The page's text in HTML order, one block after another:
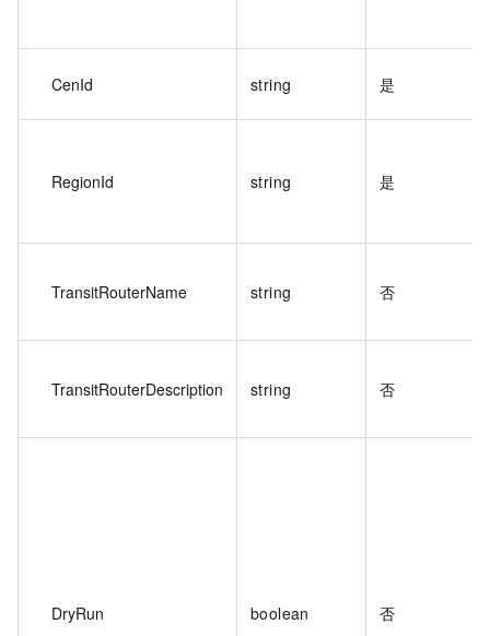
CenId string 是
RegionId string 是
TransitRouterName string 否
TransitRouterDescription string 否
DryRun boolean 否